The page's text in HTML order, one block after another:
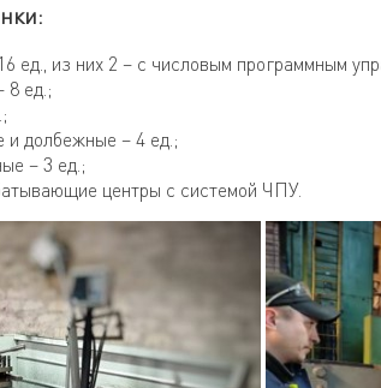
ед., из них 2 – с числовым программным
8 ед.;
и долбежные – 4 ед.;
– 3 ед.;
центры с системой ЧПУ.